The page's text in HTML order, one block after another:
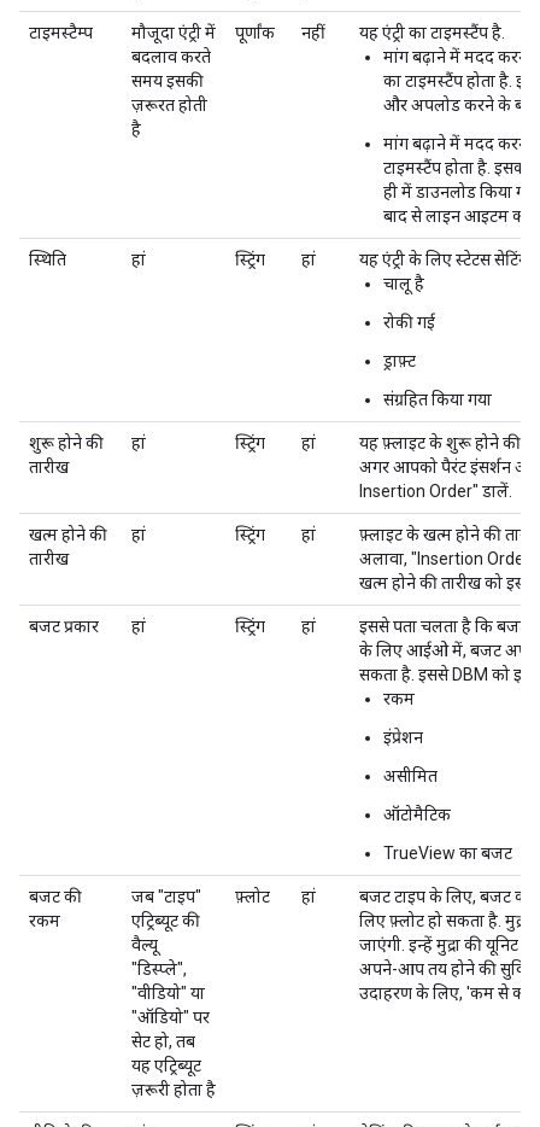
टाइमस्टैम्प
मौजूदा एंट्री में
बदलाव करते
समय इसकी
ज़रूरत होती
है
पूर्णांक नहीं
यह एंट्री का टाइमस्टैंप है.
मांग बढ़ाने में मदद करने
का टाइमस्टैंप होता है.
और अपलोड करने के बीच
मांग बढ़ाने में मदद करने
टाइमस्टैंप होता है.
ही में डाउनलोड किया
बाद से लाइन आइटम को
स्थिति हां स्ट्रिंग हां
यह एंट्री के लिए स्टेटस सेटिंग
चालू है
रोकी गई
ड्राफ़्ट
संग्रहित किया गया
शुरू होने की
तारीख
हां स्ट्रिंग हां
यह फ़्लाइट के शुरू होने की
अगर आपको पैरंट इंसर्शन
Insertion Order" डालें.
खत्म होने की
तारीख
हां स्ट्रिंग हां
फ़्लाइट के खत्म होने की
अलावा, "Insertion Order
खत्म होने की तारीख को
बजट प्रकार हां स्ट्रिंग हां
इससे पता चलता है कि बजट,
के लिए आईओ में, बजट अपने-
सकता है. इससे DBM को इस
रकम
इंप्रेशन
असीमित
ऑटोमैटिक
TrueView का बजट
बजट की
रकम
जब "टाइप"
एट्रिब्यूट की
वैल्यू
"डिस्प्ले",
"वीडियो" या
"ऑडियो" पर
सेट हो, तब
यह एट्रिब्यूट
ज़रूरी होता है
फ़्लोट हां
बजट टाइप के लिए, बजट की
लिए फ़्लोट हो सकता है.
जाएंगी. इन्हें मुद्रा की यूनिट
अपने-आप तय होने की
उदाहरण के लिए, 'कम से कम'